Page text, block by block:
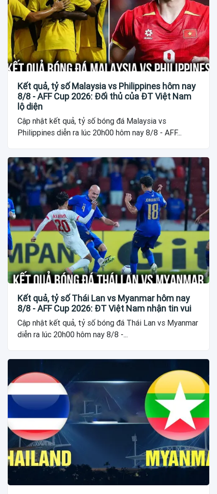
Kết quả, tỷ số Malaysia vs Philippines hôm nay
8/8 - AFF Cup 2026: Đối thủ của ĐT Việt Nam
lộ diện
Cập nhật kết quả, tỷ số bóng đá Malaysia vs
Philippines diễn ra lúc 20h00 hôm nay 8/8 - AFF...
Kết quả, tỷ số Thái Lan vs Myanmar hôm nay
8/8 - AFF Cup 2026: ĐT Việt Nam nhận tin vui
Cập nhật kết quả, tỷ số bóng đá Thái Lan vs Myanmar
diễn ra lúc 20h00 hôm nay 8/8 -...